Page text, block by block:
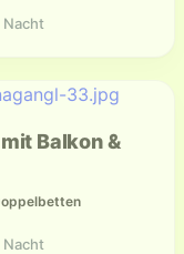
Nacht
Balkon &
Nacht